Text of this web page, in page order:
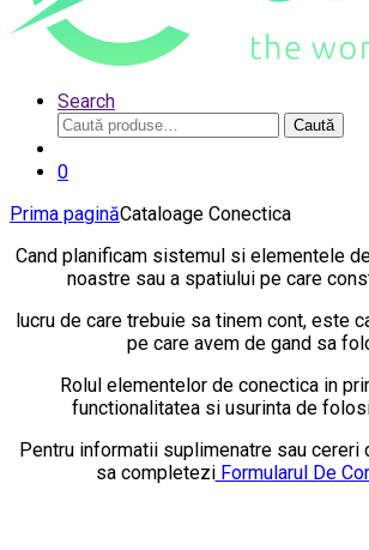
Search
Caută
după:
Caută
0
Prima paginăCataloage Conectica
Cand planificam sistemul si elementele
noastre sau a spatiului pe care
lucru de care trebuie sa tinem cont, este
pe care avem de gand sa
Rolul elementelor de conectica in
functionalitatea si usurinta de
Pentru informatii suplimenatre sau cereri
sa completeziFormularul De